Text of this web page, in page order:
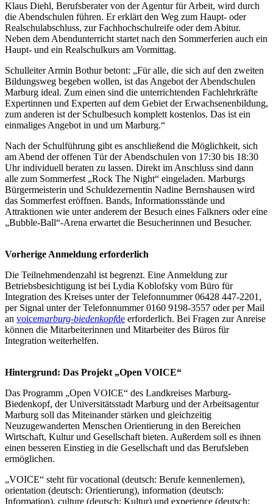
Klaus Diehl, Berufsberater von der Agentur für Arbeit, wird durch
die Abendschulen führen. Er erklärt den Weg zum Haupt- oder
Realschulabschluss, zur Fachhochschulreife oder dem Abitur.
Neben dem Abendunterricht startet nach den Sommerferien auch ein
Haupt- und ein Realschulkurs am Vormittag.
Schulleiter Armin Bothur betont: „Für alle, die sich auf den zweiten
Bildungsweg begeben wollen, ist das Angebot der Abendschulen
Marburg ideal. Zum einen sind die unterrichtenden Fachlehrkräfte
Expertinnen und Experten auf dem Gebiet der Erwachsenenbildung,
zum anderen ist der Schulbesuch komplett kostenlos. Das ist ein
einmaliges Angebot in und um Marburg.“
Nach der Schulführung gibt es anschließend die Möglichkeit, sich
am Abend der offenen Tür der Abendschulen von 17:30 bis 18:30
Uhr individuell beraten zu lassen. Direkt im Anschluss sind dann
alle zum Sommerfest „Rock The Night“ eingeladen. Marburgs
Bürgermeisterin und Schuldezernentin Nadine Bernshausen wird
das Sommerfest eröffnen. Bands, Informationsstände und
Attraktionen wie unter anderem der Besuch eines Falkners oder eine
„Bubble-Ball“-Arena erwartet die Besucherinnen und Besucher.
Vorherige Anmeldung erforderlich
Die Teilnehmendenzahl ist begrenzt. Eine Anmeldung zur
Betriebsbesichtigung ist bei Lydia Koblofsky vom Büro für
Integration des Kreises unter der Telefonnummer 06428 447-2201,
per Signal unter der Telefonnummer 0160 9198-3557 oder per Mail
an voicemarburg-biedenkopfde erforderlich. Bei Fragen zur Anreise
können die Mitarbeiterinnen und Mitarbeiter des Büros für
Integration weiterhelfen.
Hintergrund: Das Projekt „Open VOICE“
Das Programm „Open VOICE“ des Landkreises Marburg-
Biedenkopf, der Universitätsstadt Marburg und der Arbeitsagentur
Marburg soll das Miteinander stärken und gleichzeitig
Neuzugewanderten Menschen Orientierung in den Bereichen
Wirtschaft, Kultur und Gesellschaft bieten. Außerdem soll es ihnen
einen besseren Einstieg in die Gesellschaft und das Berufsleben
ermöglichen.
„VOICE“ steht für vocational (deutsch: Berufe kennenlernen),
orientation (deutsch: Orientierung), information (deutsch:
Information), culture (deutsch: Kultur) und experience (deutsch: